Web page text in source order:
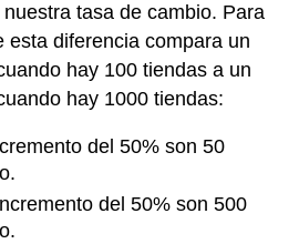
tasa de cambio. Para
esta diferencia compara un
hay 100 tiendas a un
hay 1000 tiendas:
del 50% son 50
del 50% son 500